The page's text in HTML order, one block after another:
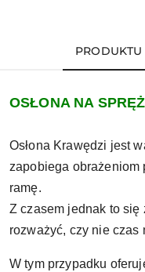
PRODUKTU
OSŁONA NA
Osłona Krawędzi jest
zapobiega obrażeniom
ramę.
Z czasem jednak to
rozważyć, czy nie czas
W tym przypadku